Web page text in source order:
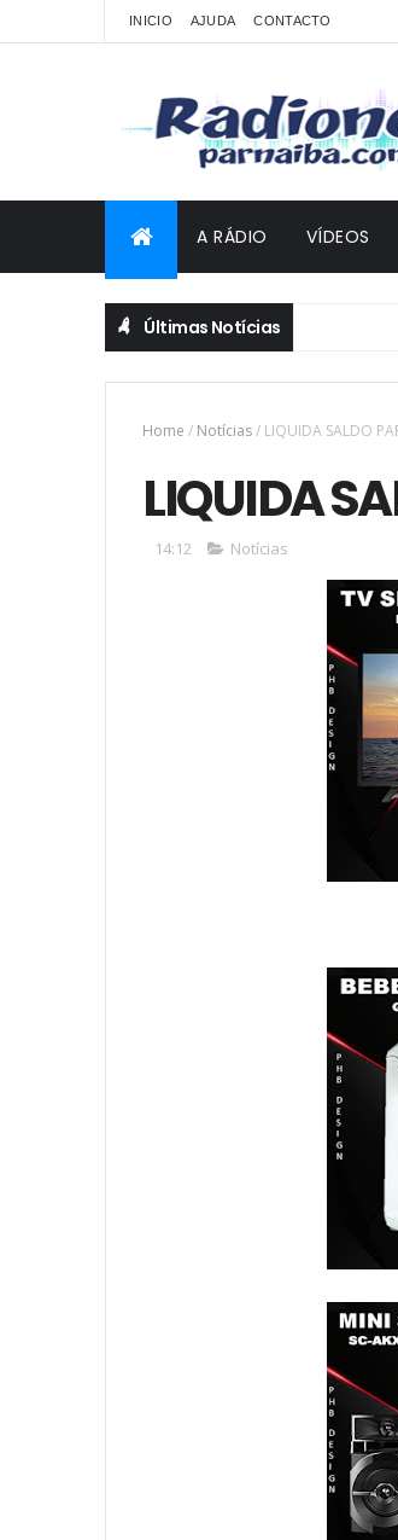
INICIO AJUDA CONTACTO
A RÁDIO VÍDEOS
Últimas Notícias
Home / Notícias/ LIQUIDA SALDO
LIQUIDA
14:12 Notícias